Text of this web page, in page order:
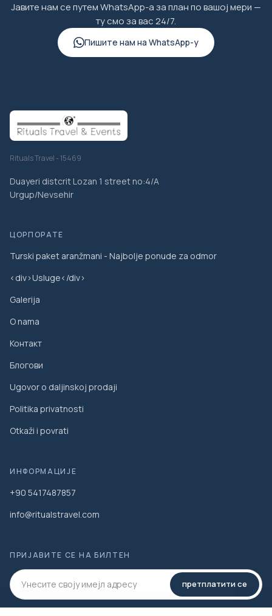
Јавите нам се путем WhatsApp-а за план по вашој мери —
ту смо за вас 24/7.
Пишите нам на WhatsApp-у
Rituals Travel - 15469
Duayeri distcrit Lozan 1 street no:4/A
Urgup/Nevsehir
ЦОРПОРАТЕ
Turski paket aranžmani - Najbolje ponude za odmor
<div>Usluge</div>
Galerija
O nama
Контакт
Блогови
Ugovor o daljinskoj prodaji
Politika privatnosti
Otkaži i povrati
ИНФОРМАЦИЈЕ
+90 5417487857
info@ritualstravel.com
ПРИЈАВИТЕ СЕ НА БИЛТЕН
претплатити се